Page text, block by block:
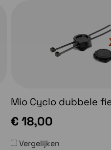
Mio Cyclo dubbele
€ 18,00
Vergelijken